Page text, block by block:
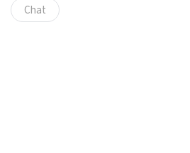
Chat